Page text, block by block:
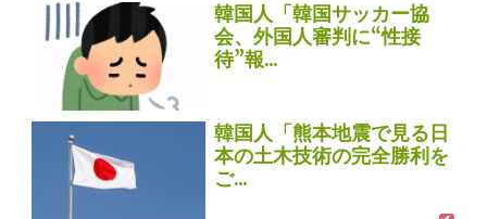
韓国人「韓国サッカー協
会、外国人審判に“性接
待”報...
韓国人「熊本地震で見る日
本の土木技術の完全勝利を
ご...